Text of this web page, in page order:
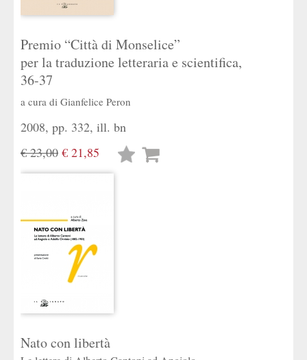
Premio “Città di Monselice”
per la traduzione letteraria e scientifica,
36-37
a cura di Gianfelice Peron
2008, pp. 332, ill. bn
€ 23,00 € 21,85
Lista
Nato con libertà